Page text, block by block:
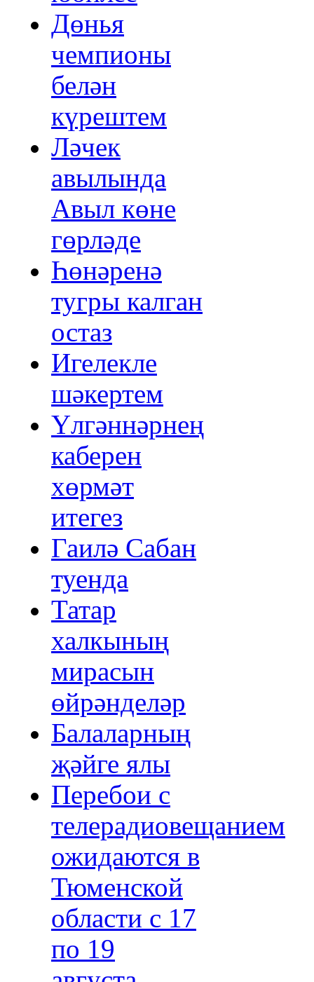
Дөнья
чемпионы
белән
күрештем
Ләчек
авылында
Авыл көне
гөрләде
Һөнәренә
тугры калган
остаз
Игелекле
шәкертем
Үлгәннәрнең
каберен
хөрмәт
итегез
Гаилә Сабан
туенда
Татар
халкының
мирасын
өйрәнделәр
Балаларның
җәйге ялы
Перебои с
телерадиовещанием
ожидаются в
Тюменской
области с 17
по 19